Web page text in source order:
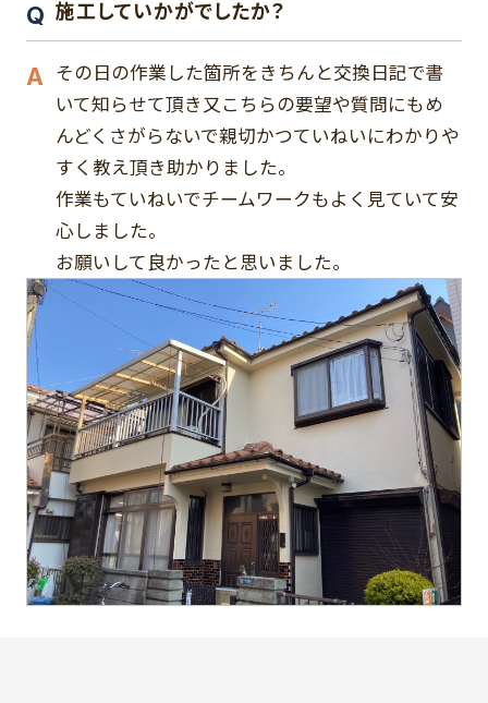
施工していかがでしたか？
その日の作業した箇所をきちんと交換日記で書
いて知らせて頂き又こちらの要望や質問にもめ
んどくさがらないで親切かつていねいにわかりや
すく教え頂き助かりました。
作業もていねいでチームワークもよく見ていて安
心しました。
お願いして良かったと思いました。